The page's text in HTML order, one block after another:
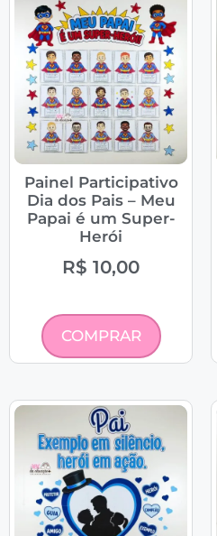
Painel Participativo
Dia dos Pais – Meu
Papai é um Super-
Herói
R$ 10,00
COMPRAR